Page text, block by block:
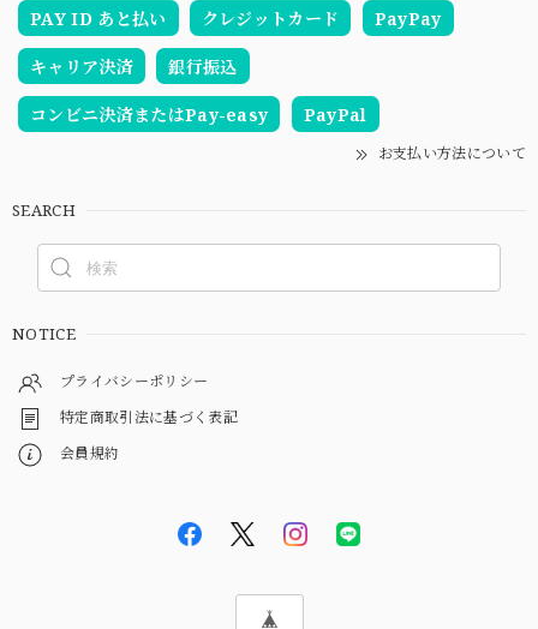
PAY ID あと払い
クレジットカード PayPay
キャリア決済 銀行振込
コンビニ決済またはPay-easy PayPal
お支払い方法について
SEARCH
NOTICE
プライバシーポリシー
特定商取引法に基づく表記
会員規約